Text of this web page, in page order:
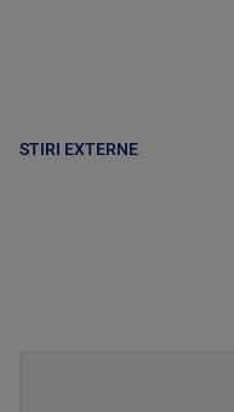
STIRI EXTERNE